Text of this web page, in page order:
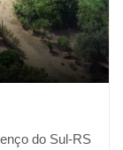
do Sul-RS